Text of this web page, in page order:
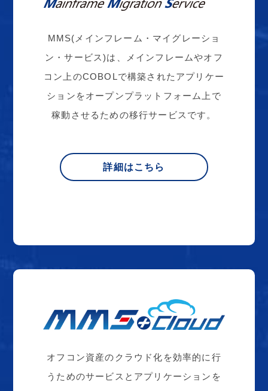
MMS(メインフレーム・マイグレーショ
ン・サービス)は、メインフレームやオフ
コン上のCOBOLで構築されたアプリケー
ションをオープンプラットフォーム上で
稼動させるための移行サービスです。
詳細はこちら
オフコン資産のクラウド化を効率的に行
うためのサービスとアプリケーションを